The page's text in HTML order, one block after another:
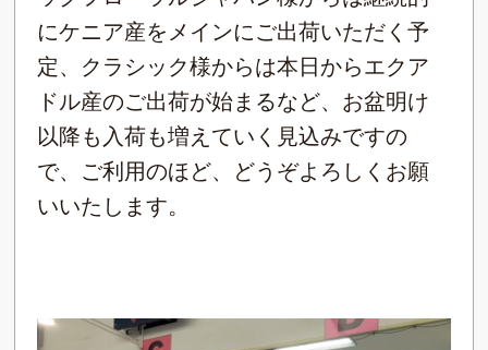
にケニア産をメインにご出荷いただく予
定、クラシック様からは本日からエクア
ドル産のご出荷が始まるなど、お盆明け
以降も入荷も増えていく見込みですの
で、ご利用のほど、どうぞよろしくお願
いいたします。